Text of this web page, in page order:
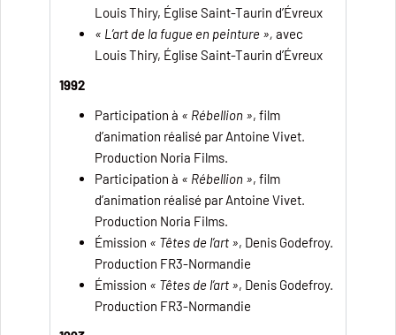
Louis Thiry, Église Saint-Taurin d’Évreux
« L’art de la fugue en peinture », avec
Louis Thiry, Église Saint-Taurin d’Évreux
1992
Participation à « Rébellion », film
d’animation réalisé par Antoine Vivet.
Production Noria Films.
Participation à « Rébellion », film
d’animation réalisé par Antoine Vivet.
Production Noria Films.
Émission « Têtes de l’art », Denis Godefroy.
Production FR3-Normandie
Émission « Têtes de l’art », Denis Godefroy.
Production FR3-Normandie